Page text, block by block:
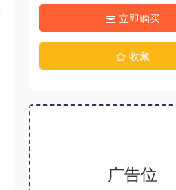
立即购买
收藏
广告位